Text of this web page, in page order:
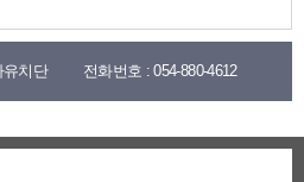
유치단 전화번호 : 054-880-4612